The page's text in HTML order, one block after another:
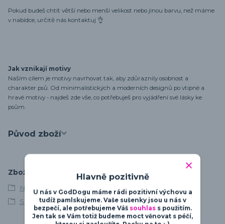
Pokud budeš chtít větší nebo menší velikost nebo jinou barvu, než máme
v nabídce, určitě nás kontaktuj 👌
Jak vznikají motivy
Naším cílem je motivy navrhovat tak, aby zdůraznily osobnost a
charakter psů. Od minimalistických a moderních designů po vtipné a
hravé motivy - najdeš zde vše, co potřebuješ pro vyjádření své lásky ke
psům.
Původ zboží
Zboží zařazeno v kategoriích
Německý boxer
Silueta
Hlavně pozitivně
U nás v GodDogu máme rádi pozitivní výchovu a
tudíž pamlskujeme. Vaše sušenky jsou u nás v
bezpečí, ale potřebujeme Váš souhlass použitím.
Jen tak se Vám totiž budeme moct věnovat s péčí,